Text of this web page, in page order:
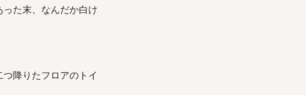
た末、なんだか白け
降りたフロアのトイ